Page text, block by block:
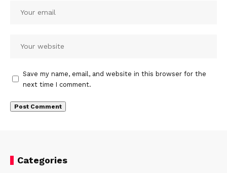
Save my name, email, and website in this browser for the
next time I comment.
Categories